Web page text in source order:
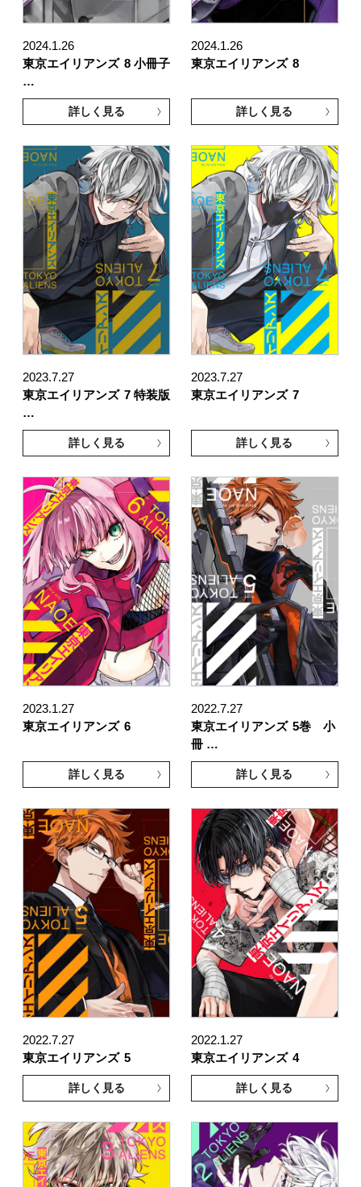
2024.1.26
東京エイリアンズ 8 小冊子
…
詳しく見る
2024.1.26
東京エイリアンズ 8
詳しく見る
2023.7.27
東京エイリアンズ 7 特装版
…
詳しく見る
2023.7.27
東京エイリアンズ 7
詳しく見る
2023.1.27
東京エイリアンズ 6
詳しく見る
2022.7.27
東京エイリアンズ 5巻 小
冊 …
詳しく見る
2022.7.27
東京エイリアンズ 5
詳しく見る
2022.1.27
東京エイリアンズ 4
詳しく見る